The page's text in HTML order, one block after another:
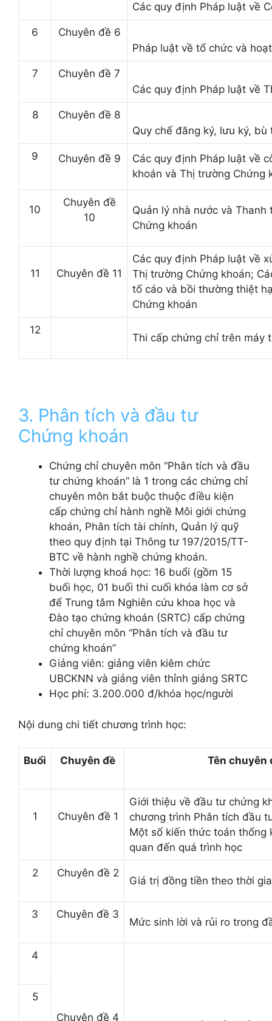
Các quy định Pháp luật về
6
Chuyên đề 6
Pháp luật về tổ chức và
7
Chuyên đề 7
Các quy định Pháp luật về
8
Chuyên đề 8
Quy chế đăng ký, lưu ký,
9 Chuyên đề 9
Các quy định Pháp luật về
khoán và Thị trường Chứng
10
Chuyên đề
10
Quản lý nhà nước và
Chứng khoán
11 Chuyên đề 11
Các quy định Pháp luật về
Thị trường Chứng khoán;
tố cáo và bồi thường thiệt
Chứng khoán
12
Thi cấp chứng chỉ trên máy
3. Phân tích và đầu tư
Chứng khoán
Chứng chỉ chuyên môn “Phân tích và đầu
tư chứng khoán” là 1 trong các chứng chỉ
chuyên môn bắt buộc thuộc điều kiện
cấp chứng chỉ hành nghề Môi giới chứng
khoán, Phân tích tài chính, Quản lý quỹ
theo quy định tại Thông tư 197/2015/TT-
BTC về hành nghề chứng khoán.
Thời lượng khoá học: 16 buổi (gồm 15
buổi học, 01 buổi thi cuối khóa làm cơ sở
để Trung tâm Nghiên cứu khoa học và
Đào tạo chứng khoán (SRTC) cấp chứng
chỉ chuyên môn “Phân tích và đầu tư
chứng khoán”
Giảng viên: giảng viên kiêm chức
UBCKNN và giảng viên thỉnh giảng SRTC
Học phí: 3.200.000 đ/khóa học/người
Nội dung chi tiết chương trình học:
Buổi Chuyên đề Tên chuyên
1 Chuyên đề 1
Giới thiệu về đầu tư chứng
chương trình Phân tích đầu
Một số kiến thức toán thống
quan đến quá trình học
2 Chuyên đề 2
Giá trị đồng tiền theo thời
3 Chuyên đề 3
Mức sinh lời và rủi ro trong
4
Chuyên đề 4
5